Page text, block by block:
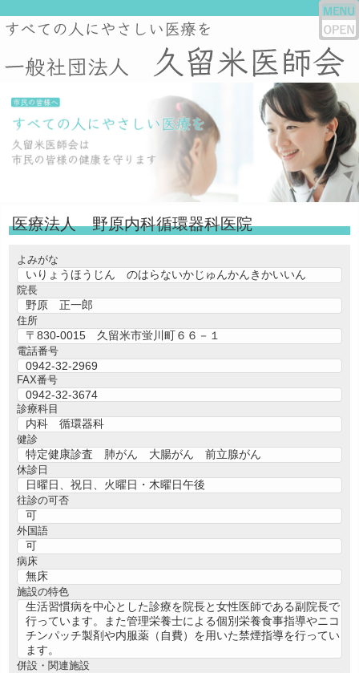
医療法人 野原内科循環器科医院
よみがな
いりょうほうじん のはらないかじゅんかんきかいいん
院長
野原 正一郎
住所
〒830-0015 久留米市蛍川町６６－１
電話番号
0942-32-2969
FAX番号
0942-32-3674
診療科目
内科 循環器科
健診
特定健康診査 肺がん 大腸がん 前立腺がん
休診日
日曜日、祝日、火曜日・木曜日午後
往診の可否
可
外国語
可
病床
無床
施設の特色
生活習慣病を中心とした診療を院長と女性医師である副院長で
行っています。また管理栄養士による個別栄養食事指導やニコ
チンパッチ製剤や内服薬（自費）を用いた禁煙指導を行ってい
ます。
併設・関連施設